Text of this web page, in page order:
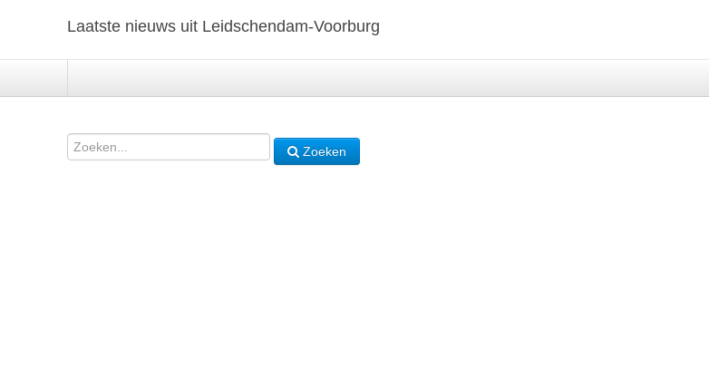
Laatste nieuws uit Leidschendam-Voorburg
Zoeken